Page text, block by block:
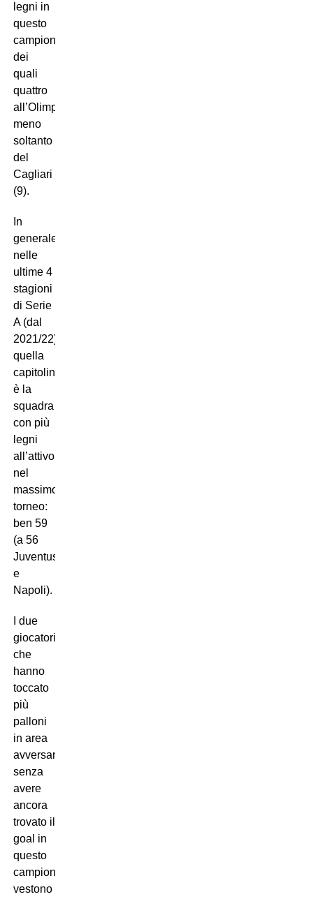
legni in
questo
campionato,
dei
quali
quattro
all’Olimpico:
meno
soltanto
del
Cagliari
(9).
In
generale,
nelle
ultime 4
stagioni
di Serie
A (dal
2021/22),
quella
capitolina
è la
squadra
con più
legni
all’attivo
nel
massimo
torneo:
ben 59
(a 56
Juventus
e
Napoli).
I due
giocatori
che
hanno
toccato
più
palloni
in area
avversaria
senza
avere
ancora
trovato il
goal in
questo
campionato
vestono